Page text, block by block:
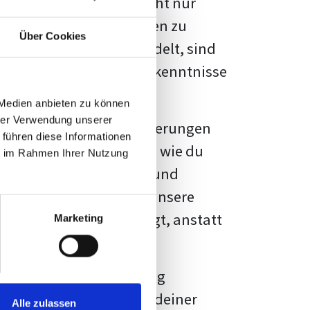
Über Cookies
anbieten zu können
Verwendung unserer
diese Informationen
Rahmen Ihrer Nutzung
Marketing
Alle zulassen
Fakten und Quellen zu
handelt, sind
und Erkenntnisse
vor diesen Herausforderungen
kannst, sondern auch, wie du
Formatierung und
Erwartungen, und unsere
Vorlage zeigt, anstatt
große Herausforderung
wird die Formatierung deiner